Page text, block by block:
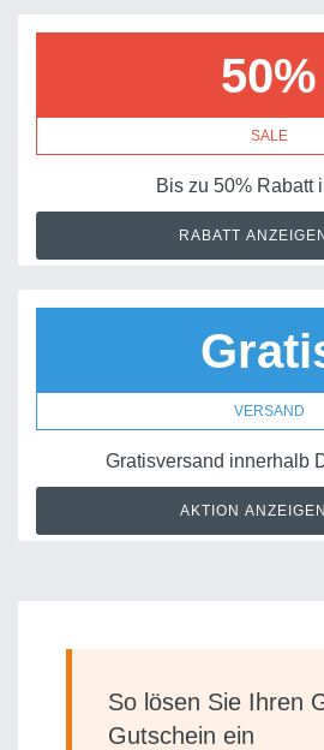
50%
SALE
Bis zu 50% Rabatt
RABATT ANZEIGEN
VERSAND
Gratisversand innerhalb
AKTION ANZEIGEN
So lösen Sie Ihren
Gutschein ein